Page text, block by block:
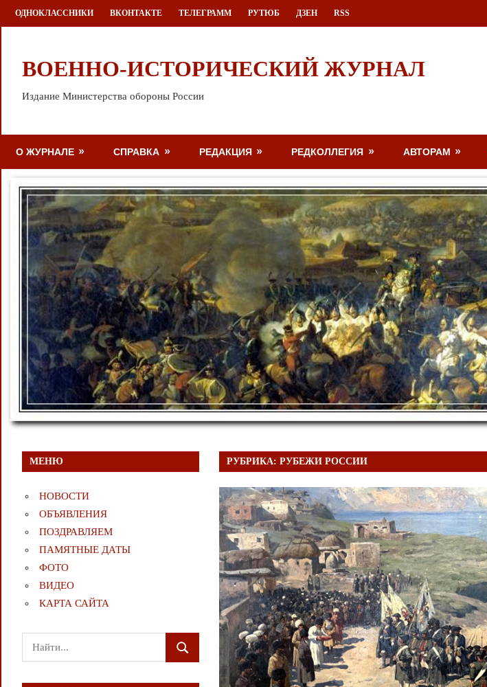
Перейти
к
ОДНОКЛАССНИКИ ВКОНТАКТЕ ТЕЛЕГРАММ РУТЮБ ДЗЕН RSS
ВОЕННО-ИСТОРИЧЕСКИЙ ЖУРНАЛ
Издание Министерства обороны России
О ЖУРНАЛЕ СПРАВКА РЕДАКЦИЯ РЕДКОЛЛЕГИЯ АВТОРАМ
РУБРИКА:РУБЕЖИ РОССИИ
МЕНЮ
НОВОСТИ
ОБЪЯВЛЕНИЯ
ПОЗДРАВЛЯЕМ
ПАМЯТНЫЕ ДАТЫ
ФОТО
ВИДЕО
КАРТА САЙТА
Поиск
для:
ПОИСК